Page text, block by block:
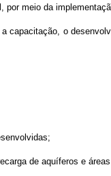
meio da
o
de aquíferos e